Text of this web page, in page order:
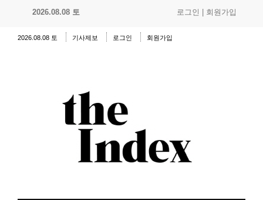
2026.08.08 토 로그인 회원가입
2026.08.08 토 기사제보 로그인 회원가입